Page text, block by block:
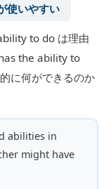
使いやすい
to do は理由
the ability to
に何ができるのか
abilities in
might have